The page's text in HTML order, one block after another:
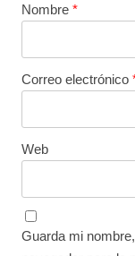
Nombre *
Correo electrónico
Web
Guarda mi